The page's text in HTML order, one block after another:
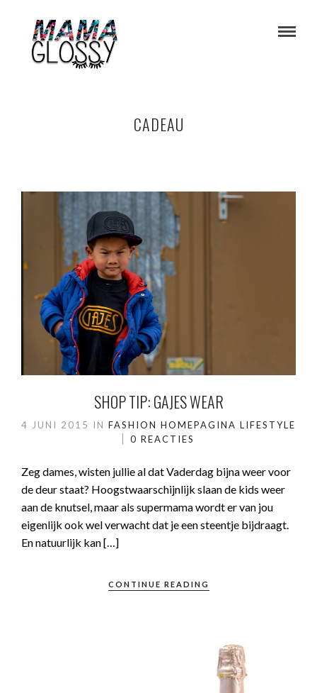
CADEAU
SHOP TIP: GAJES WEAR
4 JUNI 2015 IN FASHION HOMEPAGINA LIFESTYLE
0 REACTIES
Zeg dames, wisten jullie al dat Vaderdag bijna weer voor
de deur staat? Hoogstwaarschijnlijk slaan de kids weer
aan de knutsel, maar als supermama wordt er van jou
eigenlijk ook wel verwacht dat je een steentje bijdraagt.
En natuurlijk kan […]
CONTINUE READING